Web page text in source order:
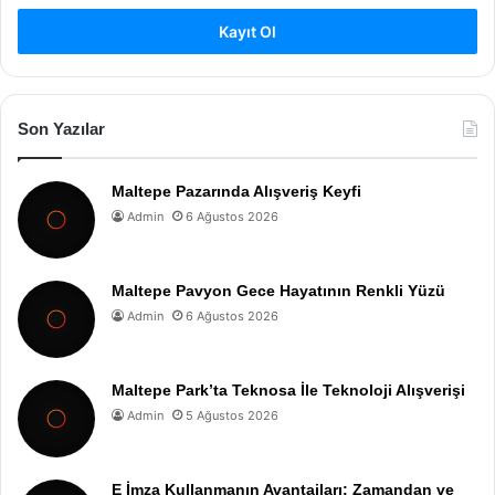
Kayıt Ol
Son Yazılar
Maltepe Pazarında Alışveriş Keyfi
Admin 6 Ağustos 2026
Maltepe Pavyon Gece Hayatının Renkli Yüzü
Admin 6 Ağustos 2026
Maltepe Park’ta Teknosa İle Teknoloji Alışverişi
Admin 5 Ağustos 2026
E İmza Kullanmanın Avantajları: Zamandan ve